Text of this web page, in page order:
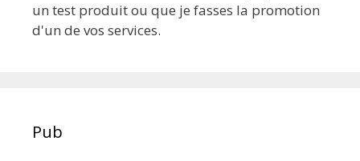
un test produit ou que je fasses la promotion
d'un de vos services.
Pub